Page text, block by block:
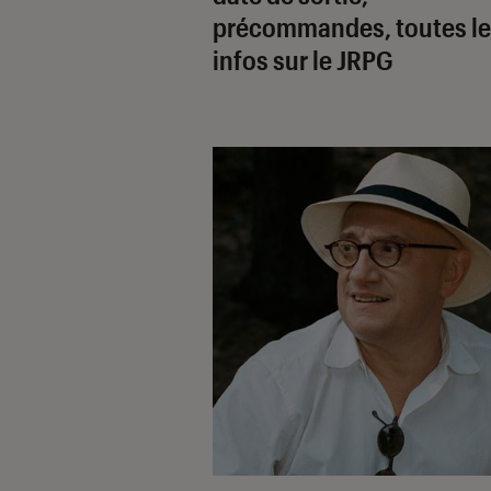
précommandes, toutes
infos sur le JRPG